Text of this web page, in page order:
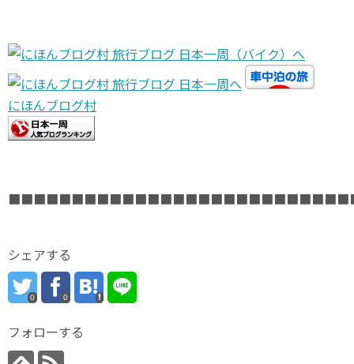
にほんブログ村
シェアする
0 0
フォローする